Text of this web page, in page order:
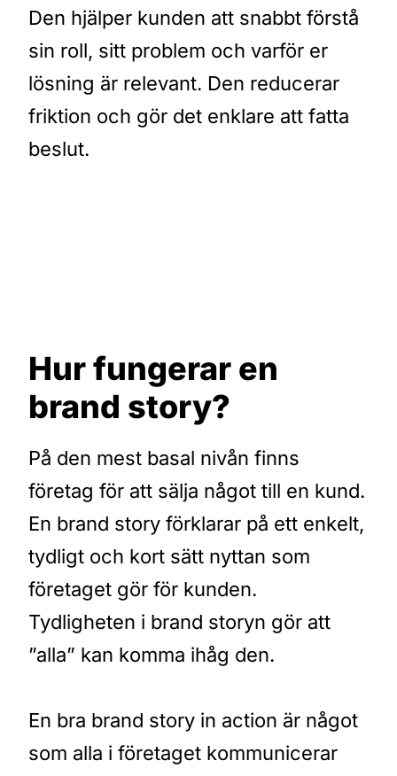
Den hjälper kunden att snabbt förstå
sin roll, sitt problem och varför er
lösning är relevant. Den reducerar
friktion och gör det enklare att fatta
beslut.
Hur fungerar en
brand story?
På den mest basal nivån finns
företag för att sälja något till en kund.
En brand story förklarar på ett enkelt,
tydligt och kort sätt nyttan som
företaget gör för kunden.
Tydligheten i brand storyn gör att
”alla” kan komma ihåg den.
En bra brand story in action är något
som alla i företaget kommunicerar